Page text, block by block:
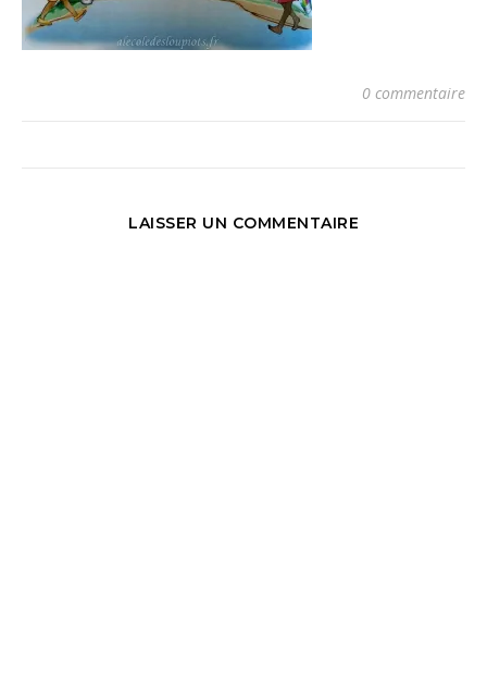
0 commentaire
LAISSER UN COMMENTAIRE